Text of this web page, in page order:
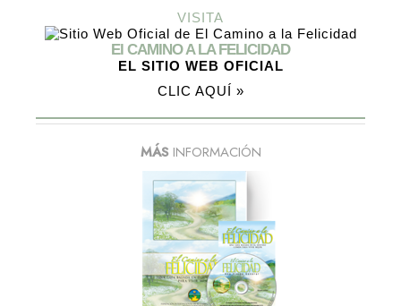
VISITA
El CAMINO A LA FELICIDAD
EL SITIO WEB OFICIAL
CLIC AQUÍ »
MÁSINFORMACIÓN